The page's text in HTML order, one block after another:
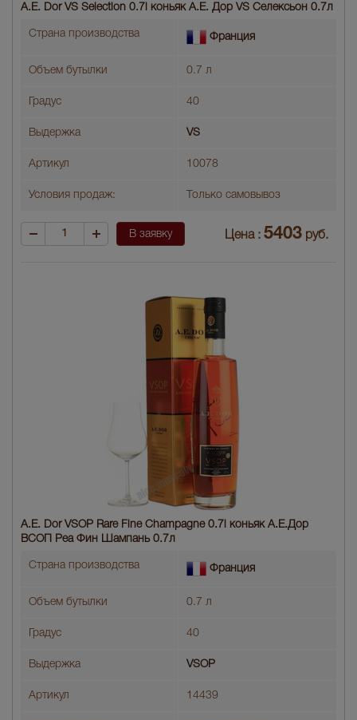
A.E. Dor VS Sеlection 0.7l коньяк A.E. Дор VS Селексьон 0.7л
Страна производства Франция
Объем бутылки 0.7 л
Градус 40
Выдержка VS
Артикул 10078
Условия продаж: Только самовывоз
В заявку Цена : 5403 руб.
A.E. Dor VSOP Rare Fine Champagne 0.7l коньяк А.Е.Дор
ВСОП Реа Фин Шампань 0.7л
Страна производства Франция
Объем бутылки 0.7 л
Градус 40
Выдержка VSOP
Артикул 14439